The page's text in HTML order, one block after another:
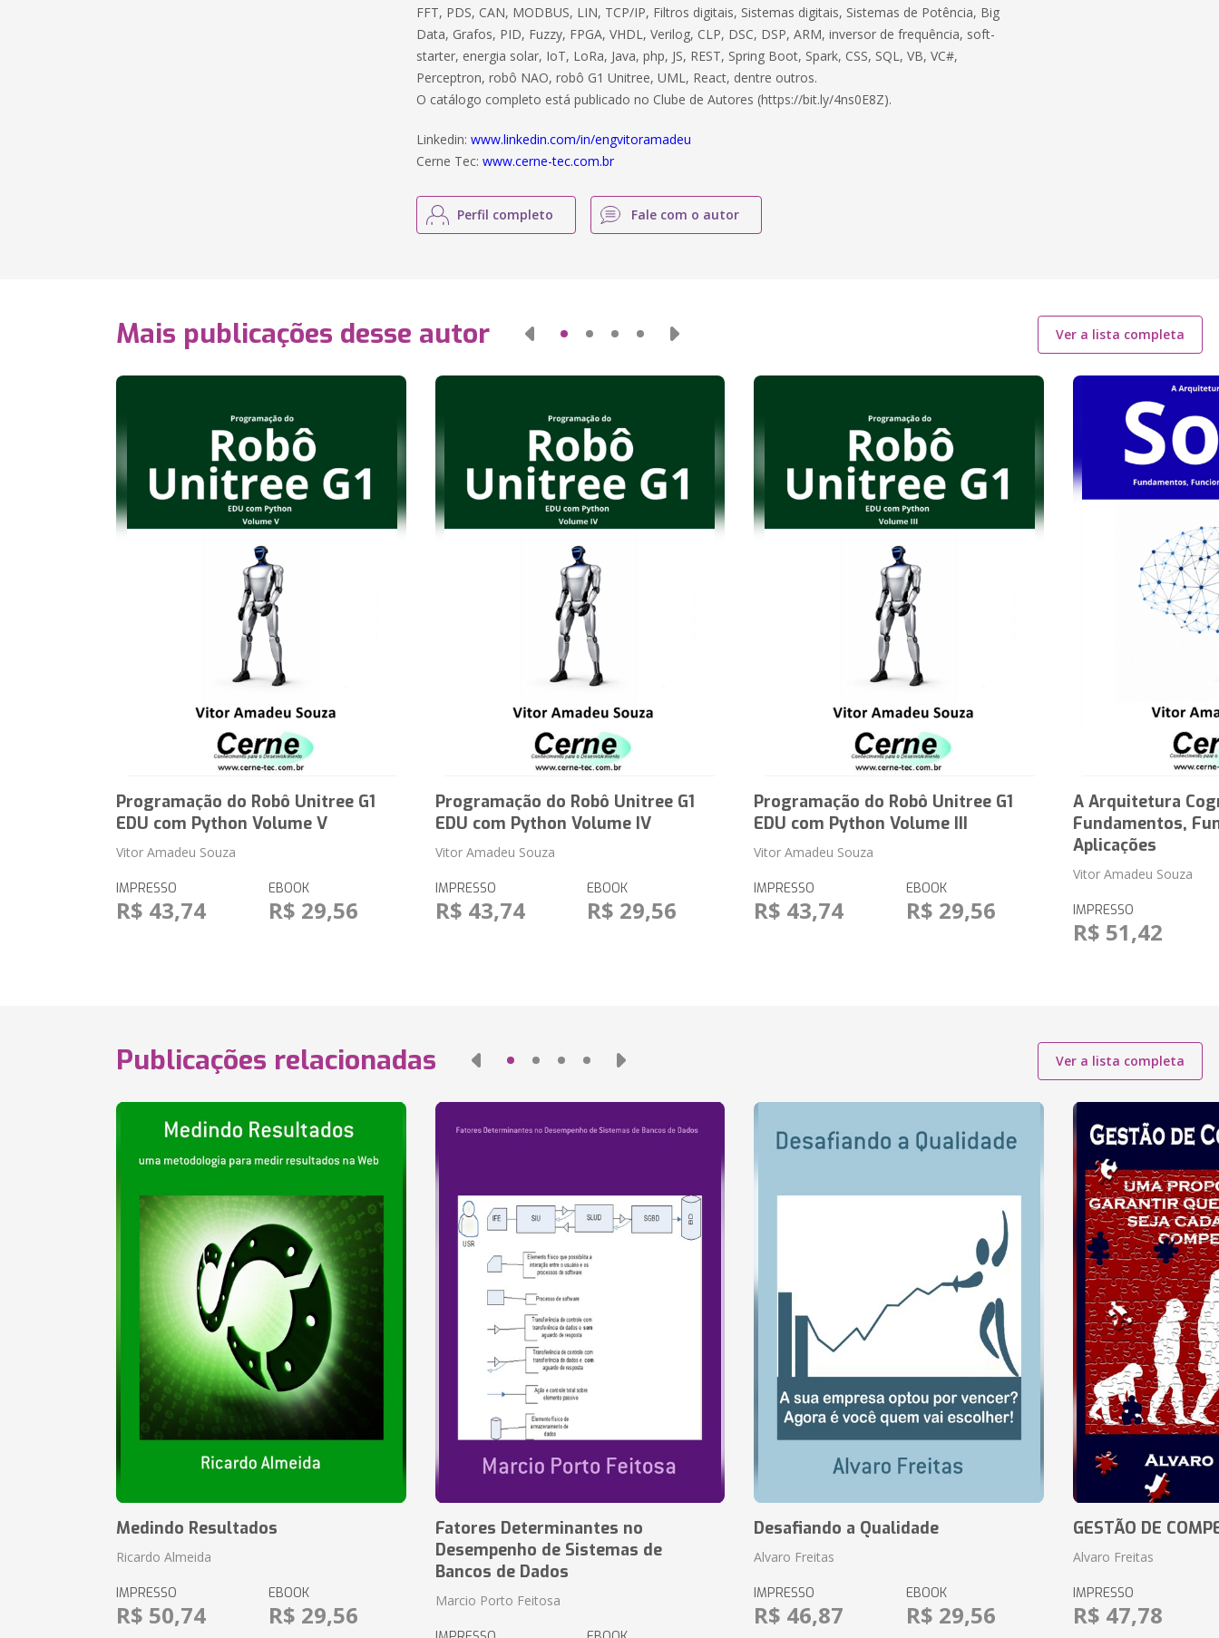
FFT, PDS, CAN, MODBUS, LIN, TCP/IP, Filtros digitais, Sistemas digitais, Sistemas de Potência, Big
Data, Grafos, PID, Fuzzy, FPGA, VHDL, Verilog, CLP, DSC, DSP, ARM, inversor de frequência, soft-
starter, energia solar, IoT, LoRa, Java, php, JS, REST, Spring Boot, Spark, CSS, SQL, VB, VC#,
Perceptron, robô NAO, robô G1 Unitree, UML, React, dentre outros.
O catálogo completo está publicado no Clube de Autores (https://bit.ly/4ns0E8Z).
Linkedin:www.linkedin.com/in/engvitoramadeu
Cerne Tec:www.cerne-tec.com.br
Perfil completo Fale com o autor
Mais publicações desse autor Ver a lista completa
Programação do Robô Unitree G1
EDU com Python Volume V
Vitor Amadeu Souza
IMPRESSO
R$ 43,74
EBOOK
R$ 29,56
Programação do Robô Unitree G1
EDU com Python Volume IV
Vitor Amadeu Souza
IMPRESSO
R$ 43,74
EBOOK
R$ 29,56
Programação do Robô Unitree G1
EDU com Python Volume III
Vitor Amadeu Souza
IMPRESSO
R$ 43,74
EBOOK
R$ 29,56
A Arquitetura
Fundamentos,
Aplicações
Vitor Amadeu Souza
IMPRESSO
R$ 51,42
Publicações relacionadas Ver a lista completa
Medindo Resultados
Ricardo Almeida
IMPRESSO
R$ 50,74
EBOOK
R$ 29,56
Fatores Determinantes no
Desempenho de Sistemas de
Bancos de Dados
Marcio Porto Feitosa
Desafiando a Qualidade
Alvaro Freitas
IMPRESSO
R$ 46,87
EBOOK
R$ 29,56
GESTÃO DE
Alvaro Freitas
IMPRESSO
R$ 47,78